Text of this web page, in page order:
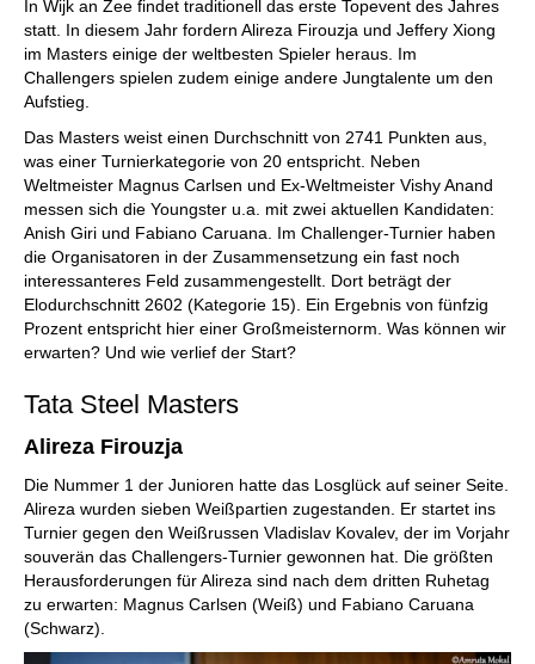
In Wijk an Zee findet traditionell das erste Topevent des Jahres
statt. In diesem Jahr fordern Alireza Firouzja und Jeffery Xiong
im Masters einige der weltbesten Spieler heraus. Im
Challengers spielen zudem einige andere Jungtalente um den
Aufstieg.
Das Masters weist einen Durchschnitt von 2741 Punkten aus,
was einer Turnierkategorie von 20 entspricht. Neben
Weltmeister Magnus Carlsen und Ex-Weltmeister Vishy Anand
messen sich die Youngster u.a. mit zwei aktuellen Kandidaten:
Anish Giri und Fabiano Caruana. Im Challenger-Turnier haben
die Organisatoren in der Zusammensetzung ein fast noch
interessanteres Feld zusammengestellt. Dort beträgt der
Elodurchschnitt 2602 (Kategorie 15). Ein Ergebnis von fünfzig
Prozent entspricht hier einer Großmeisternorm. Was können wir
erwarten? Und wie verlief der Start?
Tata Steel Masters
Alireza Firouzja
Die Nummer 1 der Junioren hatte das Losglück auf seiner Seite.
Alireza wurden sieben Weißpartien zugestanden. Er startet ins
Turnier gegen den Weißrussen Vladislav Kovalev, der im Vorjahr
souverän das Challengers-Turnier gewonnen hat. Die größten
Herausforderungen für Alireza sind nach dem dritten Ruhetag
zu erwarten: Magnus Carlsen (Weiß) und Fabiano Caruana
(Schwarz).